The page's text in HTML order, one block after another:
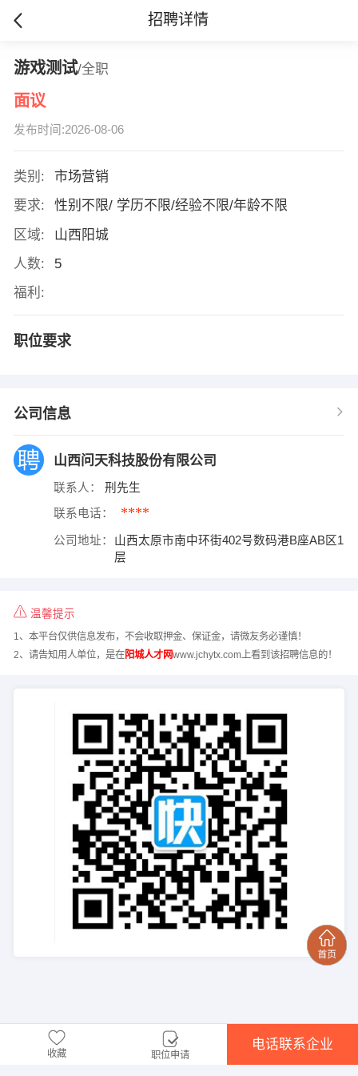
招聘详情
游戏测试/全职
面议
发布时间:2026-08-06
类别:
市场营销
要求:
性别不限/ 学历不限/经验不限/年龄不限
区域:
山西阳城
人数:
5
福利:
职位要求
公司信息
山西问天科技股份有限公司
联系人： 刑先生
联系电话： ****
公司地址：
山西太原市南中环街402号数码港B座AB区1
层
温馨提示
1、本平台仅供信息发布，不会收取押金、保证金，请微友务必谨慎！
2、请告知用人单位，是在阳城人才网www.jchytx.com上看到该招聘信息的！
收藏 职位申请
电话联系企业